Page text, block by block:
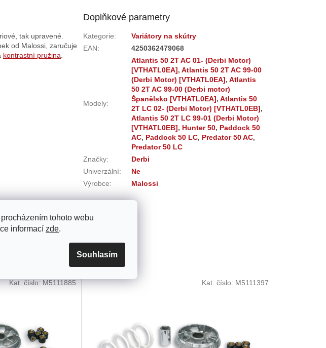
tohoto webu
informací zde.
Souhlasím
tak upravené.
od Malossi, zaručuje
kontrastní pružina
Doplňkové parametry
Kategorie:
Variátory na skútry
EAN: 4250362479068
Modely:
Atlantis 50 2T AC 01- (Derbi Motor)
[VTHATL0EA],Atlantis 50 2T AC 99-00
(Derbi Motor) [VTHATL0EA],Atlantis
50 2T AC 99-00 (Derbi motor)
Španělsko [VTHATL0EA],Atlantis 50
2T LC 02- (Derbi Motor) [VTHATL0EB],
Atlantis 50 2T LC 99-01 (Derbi Motor)
[VTHATL0EB], Hunter 50, Paddock 50
AC, Paddock 50 LC, Predator 50 AC,
Predator 50 LC
Značky:
Derbi
Univerzální:
Ne
Výrobce: Malossi
Kat. číslo:M5111885 Kat. číslo: M5111397